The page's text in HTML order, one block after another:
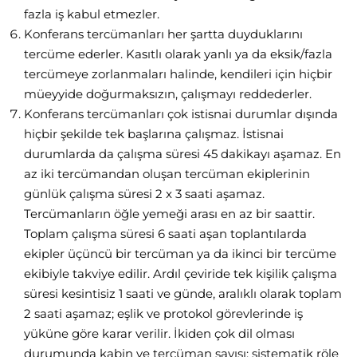
fazla iş kabul etmezler.
Konferans tercümanları her şartta duyduklarını
tercüme ederler. Kasıtlı olarak yanlı ya da eksik/fazla
tercümeye zorlanmaları halinde, kendileri için hiçbir
müeyyide doğurmaksızın, çalışmayı reddederler.
Konferans tercümanları çok istisnai durumlar dışında
hiçbir şekilde tek başlarına çalışmaz. İstisnai
durumlarda da çalışma süresi 45 dakikayı aşamaz. En
az iki tercümandan oluşan tercüman ekiplerinin
günlük çalışma süresi 2 x 3 saati aşamaz.
Tercümanların öğle yemeği arası en az bir saattir.
Toplam çalışma süresi 6 saati aşan toplantılarda
ekipler üçüncü bir tercüman ya da ikinci bir tercüme
ekibiyle takviye edilir. Ardıl çeviride tek kişilik çalışma
süresi kesintisiz 1 saati ve günde, aralıklı olarak toplam
2 saati aşamaz; eşlik ve protokol görevlerinde iş
yüküne göre karar verilir. İkiden çok dil olması
durumunda kabin ve tercüman sayısı; sistematik röle